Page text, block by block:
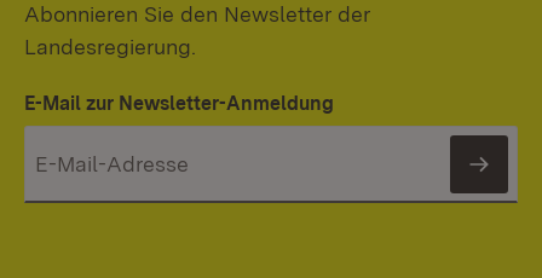
Abonnieren Sie den Newsletter der
Landesregierung.
E-Mail zur Newsletter-Anmeldung